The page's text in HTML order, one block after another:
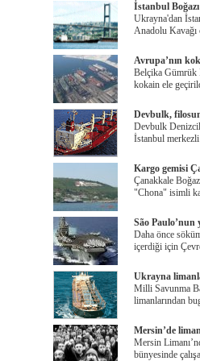
İstanbul
Ukrayna'dan
Anadolu
Avrupa’nın
Belçika Gümrük
kokain ele
Devbulk,
Devbulk
İstanbul
Kargo gemisi
Çanakkale
"Chona" isimli
São
Daha önce
içerdiği için
Ukrayna
Milli Savunma
limanlarından
Mersin’de
Mersin
bünyesinde